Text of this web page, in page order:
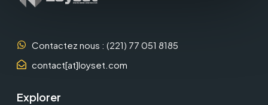
Contactez nous : (221) 77 051 8185
contact[at]loyset.com
Explorer